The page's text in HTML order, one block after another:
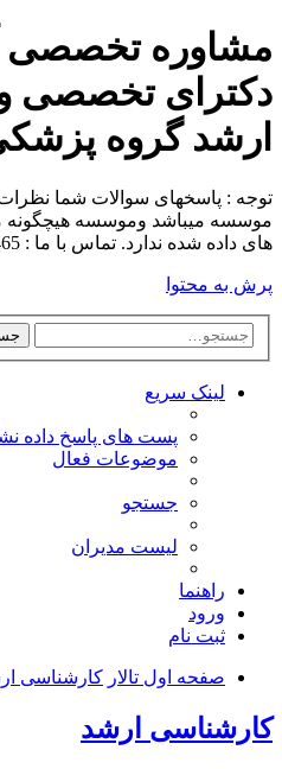
مشاوره تخصصی
دکترای تخصصی
ارشد گروه
توجه : پاسخهای سوالات شما
موسسه میباشد وموسسه
های داده شده ندارد. تماس با ما : 02188801465
پرش به محتوا
لینک سریع
پست های پاسخ داده
موضوعات فعال
جستجو
لیست مدیران
راهنما
ورود
ثبت نام
صفحه اول تالار کارشناسی
کارشناسی ارشد